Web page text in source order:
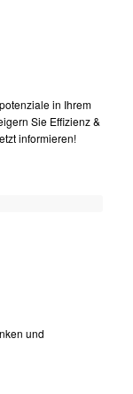
in Ihrem
Sie Effizienz &
informieren!
und